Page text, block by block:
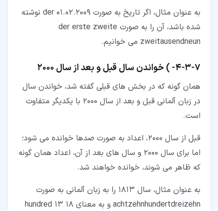
به عنوان مثال، اگر تاریخ به صورت der 01.02.2009 نوشته
شده باشد، آن را به صورت der erste zweite
zweitausendneun می خوانیم.
۷‏-‏۳‏-‏۴‏- ) خواندن سال قبل و بعد از سال 2000
همان گونه که در بخش های قبلی گفته شد، خواندن سال
در زبان آلمانی قبل و بعد از سال 2000 با یکدیگر متفاوت
است.
قبل از سال 2000، اعداد به صورت صدها خوانده می شود؛
اما برای سال 2000 و سال های بعد از آن، اعداد همان گونه
که ظاهر می شوند، خوانده خواهند شد.
به عنوان مثال، سال 1813 را به زبان آلمانی به صورت
achtzehnhundertdreizehn و به معنای 18 hundred 13